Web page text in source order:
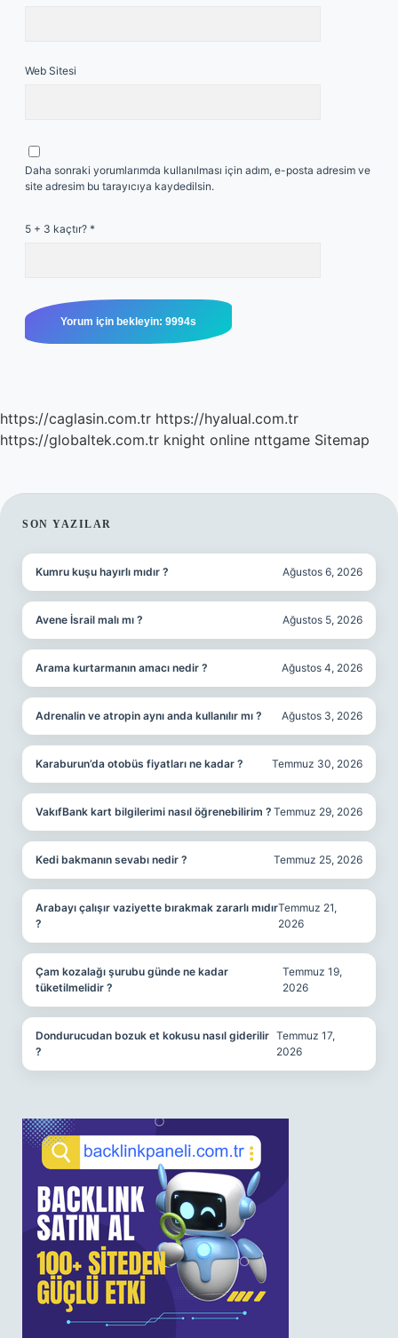
Web Sitesi
Daha sonraki yorumlarımda kullanılması için adım, e-posta adresim ve
site adresim bu tarayıcıya kaydedilsin.
5 + 3 kaçtır? *
https://caglasin.com.tr https://hyalual.com.tr
https://globaltek.com.tr knight online nttgame Sitemap
SIDEBAR
SON YAZILAR
Kumru kuşu hayırlı mıdır ? Ağustos 6, 2026
Avene İsrail malı mı ? Ağustos 5, 2026
Arama kurtarmanın amacı nedir ? Ağustos 4, 2026
Adrenalin ve atropin aynı anda kullanılır mı ? Ağustos 3, 2026
Karaburun’da otobüs fiyatları ne kadar ? Temmuz 30, 2026
VakıfBank kart bilgilerimi nasıl öğrenebilirim ? Temmuz 29, 2026
Kedi bakmanın sevabı nedir ? Temmuz 25, 2026
Arabayı çalışır vaziyette bırakmak zararlı mıdır
?
Temmuz 21,
2026
Çam kozalağı şurubu günde ne kadar
tüketilmelidir ?
Temmuz 19,
2026
Dondurucudan bozuk et kokusu nasıl giderilir
?
Temmuz 17,
2026